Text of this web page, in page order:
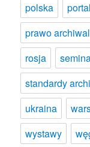
polska
prawo
rosja
standardy
ukraina
wystawy